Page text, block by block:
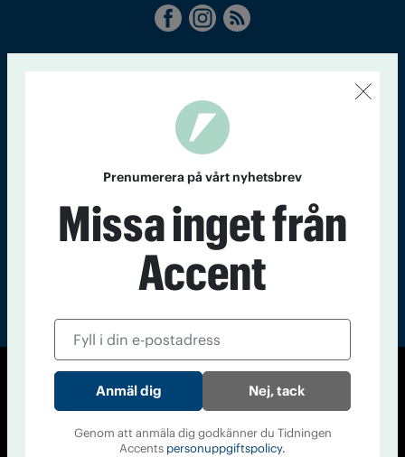
Accent
© Tidningen Accent 2026
Cookiepolicy
Personuppgiftspolicy
Prenumerera på vårt nyhetsbrev
Missa inget från
Accent
Nej, tack
Genom att anmäla dig godkänner du Tidningen
Accents personuppgiftspolicy.